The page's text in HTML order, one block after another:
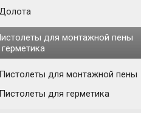
для монтажной пены
Пистолеты для монтажной пены
Пистолеты для герметика